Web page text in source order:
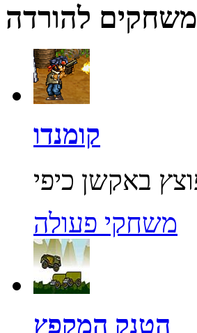
משחקים להורדה
קומנדו
משחקי פעולה
הטנק המקפץ